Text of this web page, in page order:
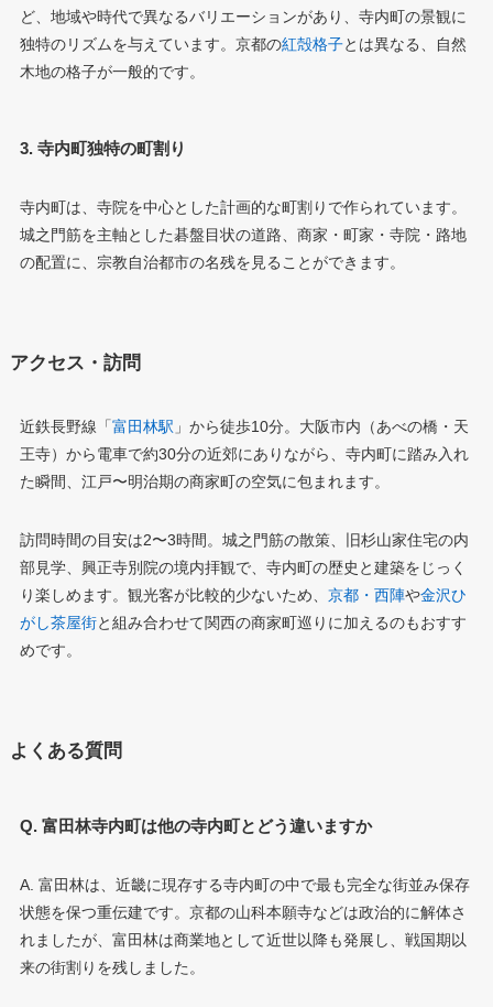
ど、地域や時代で異なるバリエーションがあり、寺内町の景観に
独特のリズムを与えています。京都の紅殻格子とは異なる、自然
木地の格子が一般的です。
3. 寺内町独特の町割り
寺内町は、寺院を中心とした計画的な町割りで作られています。
城之門筋を主軸とした碁盤目状の道路、商家・町家・寺院・路地
の配置に、宗教自治都市の名残を見ることができます。
アクセス・訪問
近鉄長野線「富田林駅 」から徒歩10分。大阪市内（あべの橋・天
王寺）から電車で約30分の近郊にありながら、寺内町に踏み入れ
た瞬間、江戸〜明治期の商家町の空気に包まれます。
訪問時間の目安は2〜3時間。城之門筋の散策、旧杉山家住宅の内
部見学、興正寺別院の境内拝観で、寺内町の歴史と建築をじっく
り楽しめます。観光客が比較的少ないため、 京都・西陣や金沢ひ
がし茶屋街と組み合わせて関西の商家町巡りに加えるのもおすす
めです。
よくある質問
Q. 富田林寺内町は他の寺内町とどう違いますか
A. 富田林は、近畿に現存する寺内町の中で最も完全な街並み保存
状態を保つ重伝建です。京都の山科本願寺などは政治的に解体さ
れましたが、富田林は商業地として近世以降も発展し、戦国期以
来の街割りを残しました。